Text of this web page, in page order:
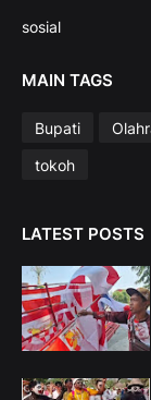
sosial
MAIN TAGS
Bupati
tokoh
LATEST POSTS